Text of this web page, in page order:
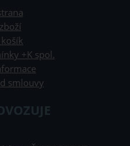
+K spol.
smlouvy